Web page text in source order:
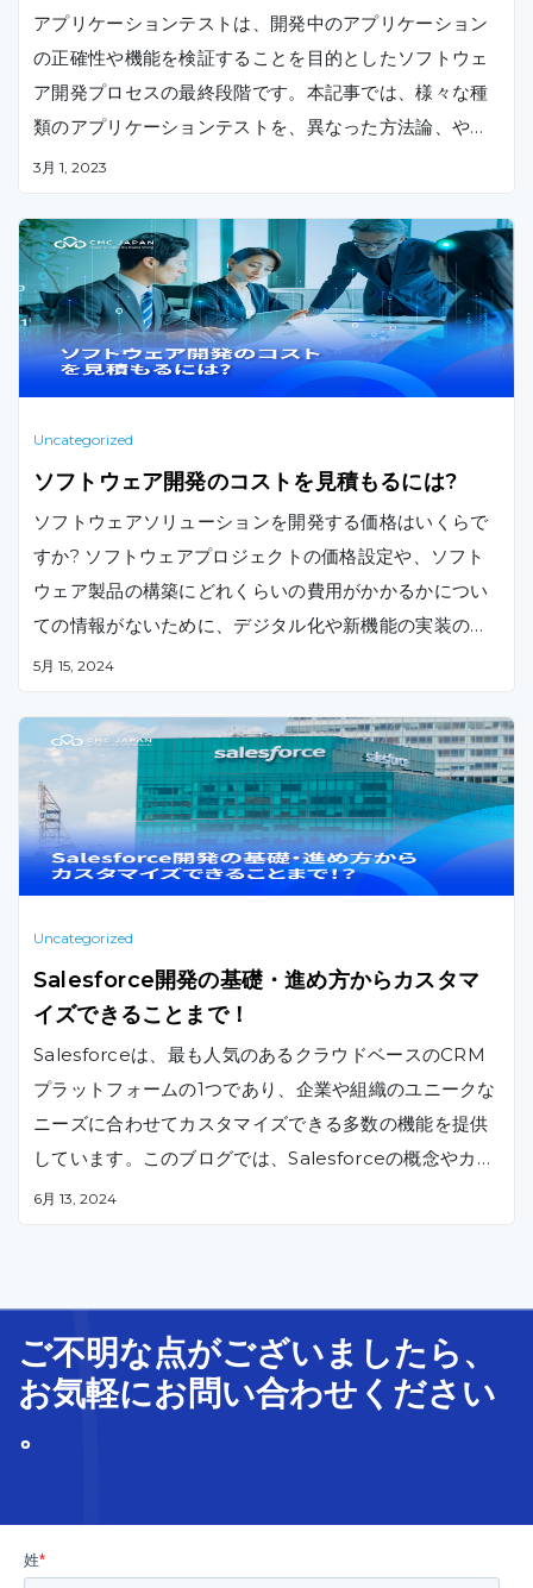
アプリケーションテストは、開発中のアプリケーション
の正確性や機能を検証することを目的としたソフトウェ
ア開発プロセスの最終段階です。本記事では、様々な種
類のアプリケーションテストを、異なった方法論、やテ
ストのライフサイクルに基づき解説します。
3月 1, 2023
Uncategorized
ソフトウェア開発のコストを見積もるには?
ソフトウェアソリューションを開発する価格はいくらで
すか? ソフトウェアプロジェクトの価格設定や、ソフト
ウェア製品の構築にどれくらいの費用がかかるかについ
ての情報がないために、デジタル化や新機能の実装の開
始を遅らせたことはありますか。 何処を探せば業界標準
ソフトウェアの開発にかかる費用を見積もることができ
ます。
5月 15, 2024
Uncategorized
Salesforce開発の基礎・進め方からカスタマ
イズできることまで！
Salesforceは、最も人気のあるクラウドベースのCRM
プラットフォームの1つであり、企業や組織のユニークな
ニーズに合わせてカスタマイズできる多数の機能を提供
しています。このブログでは、Salesforceの概念やカス
タマイズできるもの、開発の進め方について紹介します
6月 13, 2024
ご不明な点がございましたら、
お気軽にお問い合わせ ください
。